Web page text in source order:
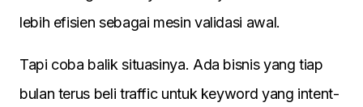
lebih efisien sebagai mesin validasi awal.
Tapi coba balik situasinya. Ada bisnis yang tiap
bulan terus beli traffic untuk keyword yang intent-